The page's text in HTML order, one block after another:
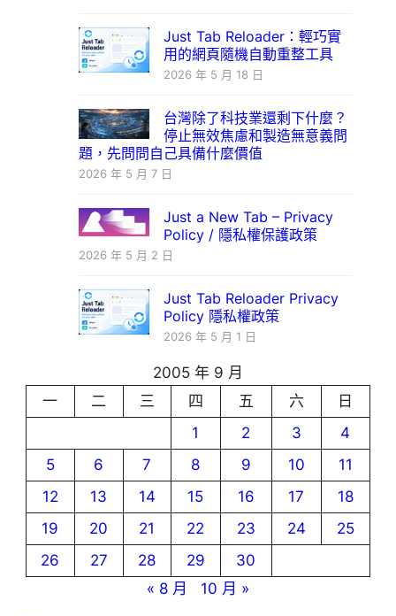
Just Tab Reloader：輕巧實
用的網頁隨機自動重整工具
2026 年 5 月 18 日
台灣除了科技業還剩下什麼？
停止無效焦慮和製造無意義問
題，先問問自己具備什麼價值
2026 年 5 月 7 日
Just a New Tab – Privacy
Policy / 隱私權保護政策
2026 年 5 月 2 日
Just Tab Reloader Privacy
Policy 隱私權政策
2026 年 5 月 1 日
2005 年 9 月
一
二 三 四 五 六
日
1
2 3
4
5
6 7 8 9 10
11
12
13 14 15 16 17
18
19
20 21 22 23 24
25
26
27 28 29
30
« 8 月
10 月 »